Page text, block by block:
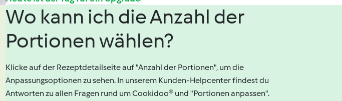
Wo kann ich die Anzahl der
Portionen wählen?
Klicke auf der Rezeptdetailseite auf "Anzahl der Portionen", um die
Anpassungsoptionen zu sehen. In unserem Kunden-Helpcenter findest du
Antworten zu allen Fragen rund um Cookidoo® und "Portionen anpassen".